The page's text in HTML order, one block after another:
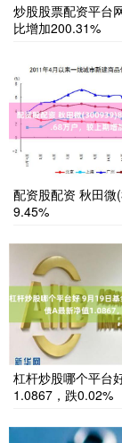
炒股股票配资平台
比增加200.31%
配资股配资 秋田
9.45%
杠杆炒股哪个平台
1.0867，跌0.02%